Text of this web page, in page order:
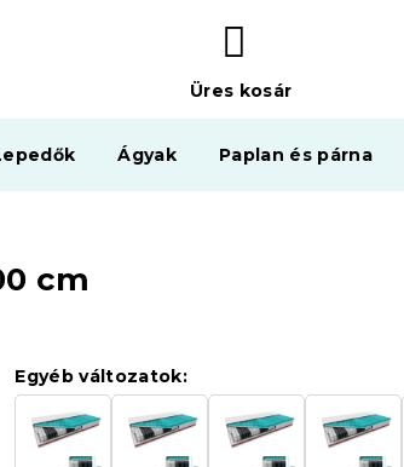
KOSÁR
Üres kosár
Ágyak Paplan és párna
cm
Egyéb változatok: